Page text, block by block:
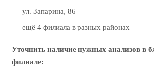
ул. Запарина, 86
ещё 4 филиала в разных районах
Уточнить наличие нужных анализов в
филиале: